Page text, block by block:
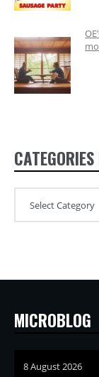
MICROBLOG
8 August 2026